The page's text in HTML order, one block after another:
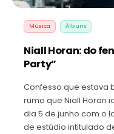
Música Álbuns
Niall Horan: do
Party”
Confesso que estava
rumo que Niall Horan
dia 5 de junho com o
de estúdio intitulado